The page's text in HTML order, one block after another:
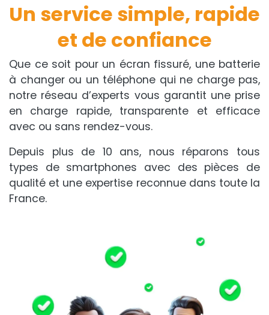
Un service simple, rapide
et de confiance
Que ce soit pour un écran fissuré, une batterie
à changer ou un téléphone qui ne charge pas,
notre réseau d’experts vous garantit une prise
en charge rapide, transparente et efficace
avec ou sans rendez-vous.
Depuis plus de 10 ans, nous réparons tous
types de smartphones avec des pièces de
qualité et une expertise reconnue dans toute la
France.